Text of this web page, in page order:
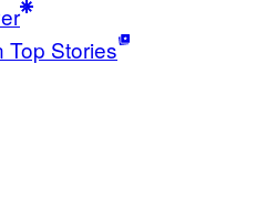
Top Stories